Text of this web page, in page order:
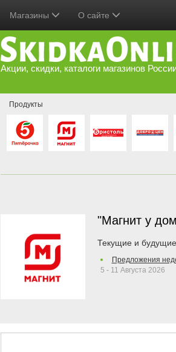
Магазины О сайте
Акции, скидки, каталоги магазинов
Продукты
"Магнит у
Текущие и
Предложения
5 - 11 Августа 2026